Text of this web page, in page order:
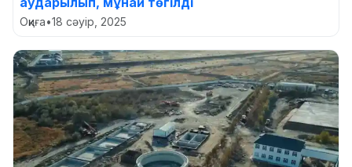
Оқиға•18 сәуір, 2025